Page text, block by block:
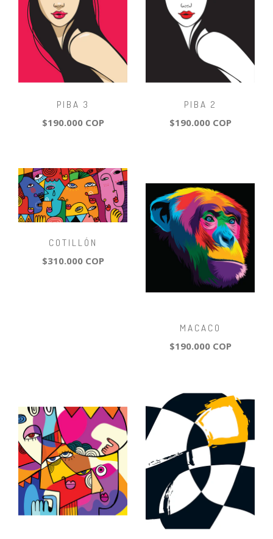
PIBA 3
$190.000 COP
PIBA 2
$190.000 COP
COTILLÓN
$310.000 COP
MACACO
$190.000 COP